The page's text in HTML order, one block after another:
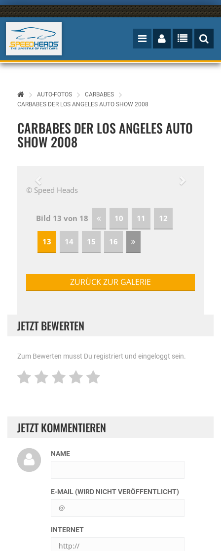
AUTO-FOTOS
CARBABES
CARBABES DER LOS ANGELES AUTO SHOW 2008
CARBABES DER LOS ANGELES AUTO
SHOW 2008
© Speed Heads
Bild 13 von 18 10 11 12
13 14 15 16
ZURÜCK ZUR GALERIE
JETZT BEWERTEN
Zum Bewerten musst Du registriert und eingeloggt sein.
JETZT KOMMENTIEREN
NAME
E-MAIL (WIRD NICHT VERÖFFENTLICHT)
INTERNET